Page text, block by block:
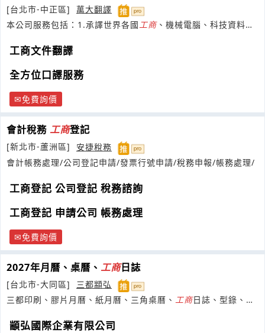
[台北市-中正區]
萬大翻譯
本公司服務包括：1.承譯世界各國工商、機械電腦、科技資料、
工商文件翻譯
全方位口譯服務
免費詢價
會計稅務 工商登記
[新北市-蘆洲區]
安捷稅務
會計帳務處理/公司登記申請/發票行號申請/稅務申報/帳務處理/
工商登記 公司登記 稅務諮詢
工商登記 申請公司 帳務處理
免費詢價
2027年月曆、桌曆、 工商日誌
[台北市-大同區]
三都顓弘
三都印刷、膠片月曆、紙月曆、三角桌曆、 工商日誌、型錄、彩
顓弘國際企業有限公司